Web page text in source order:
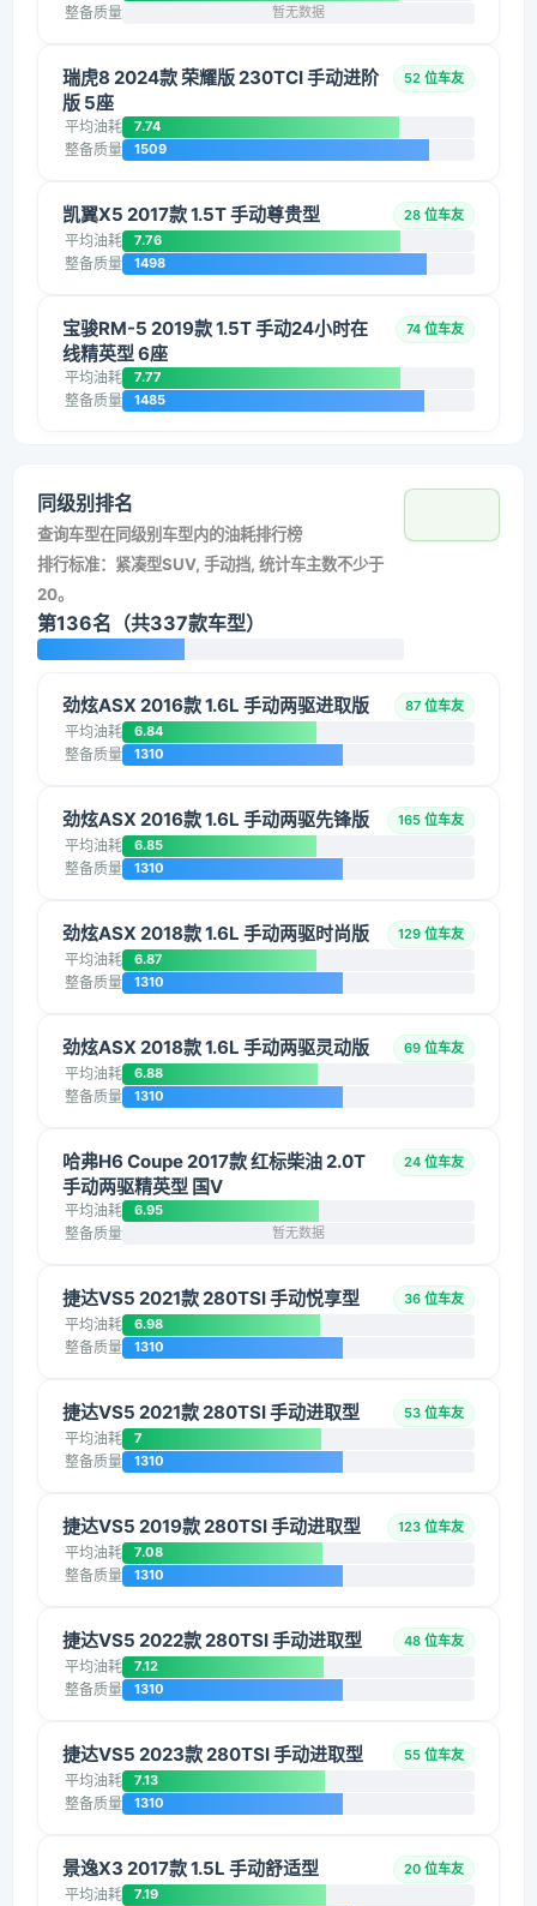
整备质量 暂无数据
瑞虎8 2024款 荣耀版 230TCI 手动进阶
版 5座
52 位车友
平均油耗 7.74
整备质量 1509
凯翼X5 2017款 1.5T 手动尊贵型 28 位车友
平均油耗 7.76
整备质量 1498
宝骏RM-5 2019款 1.5T 手动24小时在
线精英型 6座
74 位车友
平均油耗 7.77
整备质量 1485
同级别排名
查询车型在同级别车型内的油耗排行榜
排行标准：紧凑型SUV, 手动挡, 统计车主数不少于
20。
第136名（共337款车型）
劲炫ASX 2016款 1.6L 手动两驱进取版 87 位车友
平均油耗 6.84
整备质量 1310
劲炫ASX 2016款 1.6L 手动两驱先锋版 165 位车友
平均油耗 6.85
整备质量 1310
劲炫ASX 2018款 1.6L 手动两驱时尚版 129 位车友
平均油耗 6.87
整备质量 1310
劲炫ASX 2018款 1.6L 手动两驱灵动版 69 位车友
平均油耗 6.88
整备质量 1310
哈弗H6 Coupe 2017款 红标柴油 2.0T
手动两驱精英型 国V
24 位车友
平均油耗 6.95
整备质量 暂无数据
捷达VS5 2021款 280TSI 手动悦享型 36 位车友
平均油耗 6.98
整备质量 1310
捷达VS5 2021款 280TSI 手动进取型 53 位车友
平均油耗 7
整备质量 1310
捷达VS5 2019款 280TSI 手动进取型 123 位车友
平均油耗 7.08
整备质量 1310
捷达VS5 2022款 280TSI 手动进取型 48 位车友
平均油耗 7.12
整备质量 1310
捷达VS5 2023款 280TSI 手动进取型 55 位车友
平均油耗 7.13
整备质量 1310
景逸X3 2017款 1.5L 手动舒适型 20 位车友
平均油耗 7.19